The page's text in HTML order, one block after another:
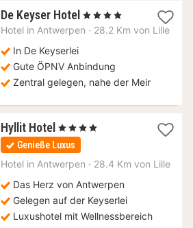
De Keyser Hotel 1
Nacht
€
, 4 Sterne
Hotel in Antwerpen · 28.2 Km von Lille
In De Keyserlei
Gute ÖPNV Anbindung
Zentral gelegen, nahe der Meir
Hyllit Hotel 2
Nächte
ab
104,50
, 4 Sterne
Genieße Luxus
Hotel in Antwerpen · 28.4 Km von Lille
Das Herz von Antwerpen
Gelegen auf der Keyserlei
Luxushotel mit Wellnessbereich